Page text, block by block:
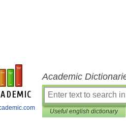
Academic
Useful english dictionary